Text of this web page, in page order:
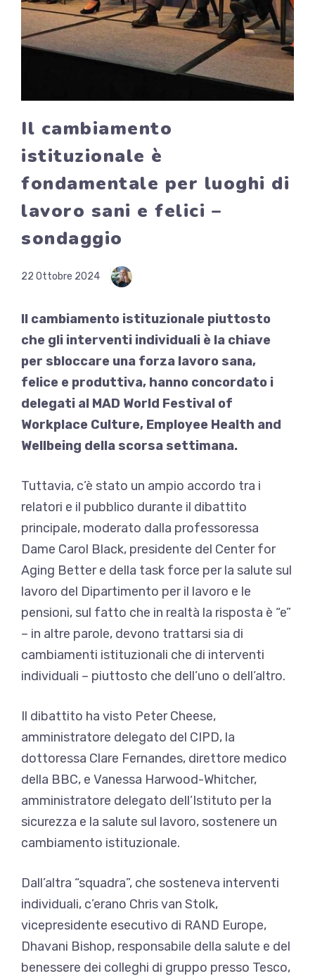
Il cambiamento
istituzionale è
fondamentale per luoghi di
lavoro sani e felici –
sondaggio
22 Ottobre 2024
Il cambiamento istituzionale piuttosto
che gli interventi individuali è la chiave
per sbloccare una forza lavoro sana,
felice e produttiva, hanno concordato i
delegati al MAD World Festival of
Workplace Culture, Employee Health and
Wellbeing della scorsa settimana.
Tuttavia, c’è stato un ampio accordo tra i
relatori e il pubblico durante il dibattito
principale, moderato dalla professoressa
Dame Carol Black, presidente del Center for
Aging Better e della task force per la salute sul
lavoro del Dipartimento per il lavoro e le
pensioni, sul fatto che in realtà la risposta è “e”
– in altre parole, devono trattarsi sia di
cambiamenti istituzionali che di interventi
individuali – piuttosto che dell’uno o dell’altro.
Il dibattito ha visto Peter Cheese,
amministratore delegato del CIPD, la
dottoressa Clare Fernandes, direttore medico
della BBC, e Vanessa Harwood-Whitcher,
amministratore delegato dell’Istituto per la
sicurezza e la salute sul lavoro, sostenere un
cambiamento istituzionale.
Dall’altra “squadra”, che sosteneva interventi
individuali, c’erano Chris van Stolk,
vicepresidente esecutivo di RAND Europe,
Dhavani Bishop, responsabile della salute e del
benessere dei colleghi di gruppo presso Tesco,